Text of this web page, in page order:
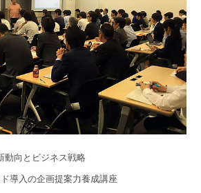
動向とビジネス戦略
導入の企画提案力養成講座